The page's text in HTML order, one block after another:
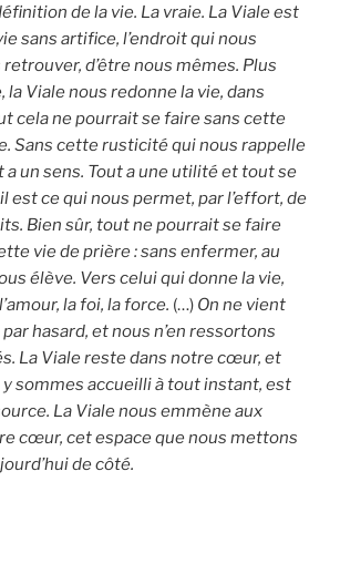
de la vie. La vraie. La Viale est
sans artifice, l’endroit qui nous
d’être nous mêmes. Plus
la Viale nous redonne la vie, dans
cela ne pourrait se faire sans cette
Sans cette rusticité qui nous rappelle
un sens. Tout a une utilité et tout se
est ce qui nous permet, par l’effort, de
Bien sûr, tout ne pourrait se faire
vie de prière : sans enfermer, au
élève. Vers celui qui donne la vie,
la foi, la force. (…) On ne vient
hasard, et nous n’en ressortons
La Viale reste dans notre cœur, et
sommes accueilli à tout instant, est
La Viale nous emmène aux
cœur, cet espace que nous mettons
de côté.